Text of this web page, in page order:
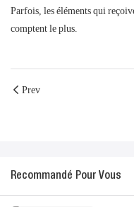
Parfois, les éléments qui
comptent le plus.
Prev
Recommandé Pour Vous